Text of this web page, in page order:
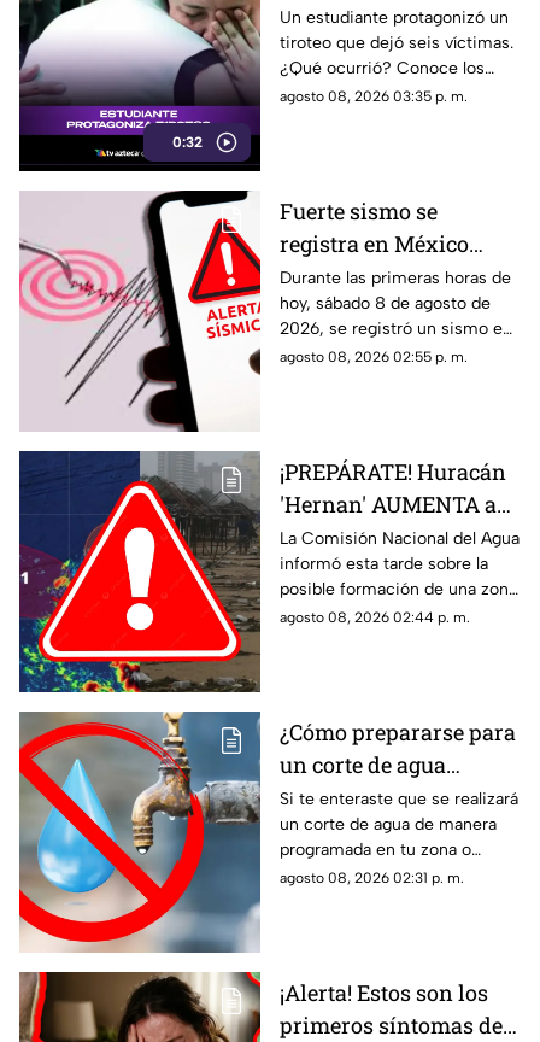
0:32
t1r0t30 con seis
víctimas
Un estudiante protagonizó un
tiroteo que dejó seis víctimas.
¿Qué ocurrió? Conoce los
detalles de esta tragedia.
agosto 08, 2026 03:35 p. m.
Fuerte sismo se
registra en México
HOY, sábado 8 de
agosto de 2026: ¿Dónde
fue el epicentro del
temblor de este día?
Durante las primeras horas de
hoy, sábado 8 de agosto de
2026, se registró un sismo en
México. Te decimos en donde
agosto 08, 2026 02:55 p. m.
¡PREPÁRATE! Huracán
'Hernan' AUMENTA a
70% su probabilidad de
desarrollo y esta es la
ubicación exacta del
potencial ciclón
La Comisión Nacional del Agua
informó esta tarde sobre la
posible formación de una zona
de baja presión con potencial
agosto 08, 2026 02:44 p. m.
¿Cómo prepararse para
un corte de agua
programado? Esto
puedes hacer ante la
suspensión del servicio
Si te enteraste que se realizará
un corte de agua de manera
programada en tu zona o
simplemente de quedaste sin
agosto 08, 2026 02:31 p. m.
¡Alerta! Estos son los
primeros síntomas de